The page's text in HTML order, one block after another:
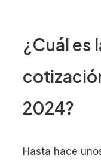
¿Cuál es
2024?
Hasta hace